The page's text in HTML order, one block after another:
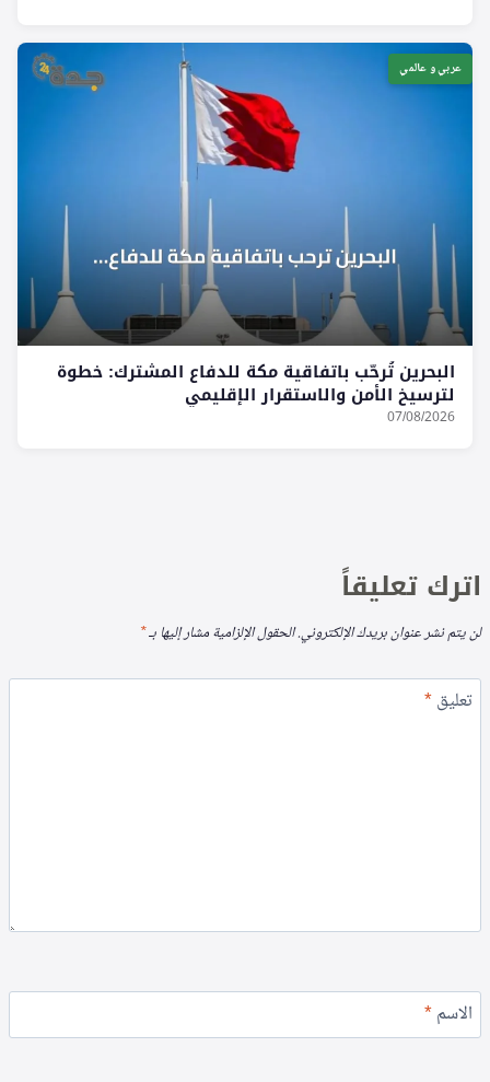
عربي و عالمي
البحرين تُرحّب باتفاقية مكة للدفاع المشترك: خطوة
لترسيخ الأمن والاستقرار الإقليمي
07/08/2026
اترك تعليقاً
لن يتم نشر عنوان بريدك الإلكتروني.الحقول الإلزامية مشار إليها بـ*
تعليق*
الاسم*